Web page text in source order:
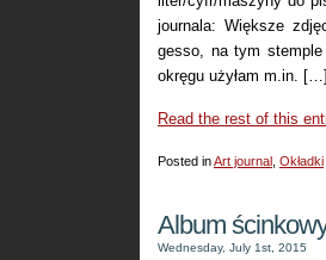
journala: Większe
gesso, na tym
okręgu użyłam m.in.
Read the rest of this
Posted inArt journal Okładki
Album
Wednesday, July 1st, 2015